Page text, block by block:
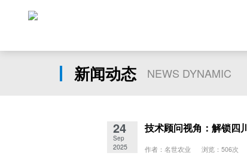
新闻动态 NEWS DYNAMIC
24
Sep
2025
技术顾问视角：解锁四
作者：名世农业 浏览：506次